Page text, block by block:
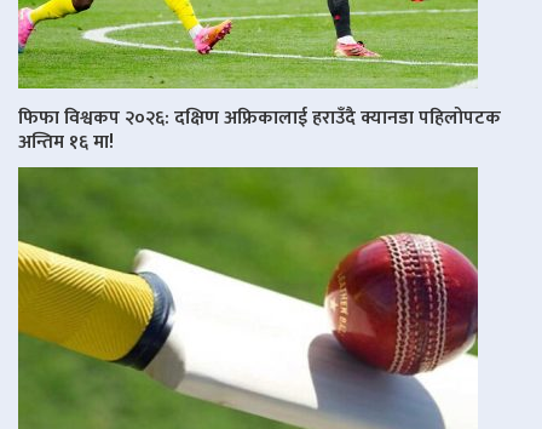
फिफा विश्वकप २०२६: दक्षिण अफ्रिकालाई हराउँदै क्यानडा पहिलोपटक
अन्तिम १६ मा!